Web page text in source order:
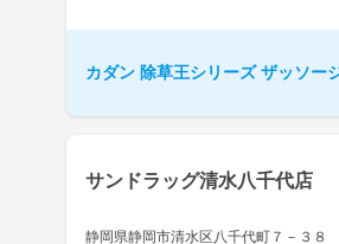
カダン 除草王シリーズ ザッソー
サンドラッグ清水八千代店
静岡県静岡市清水区八千代町７－３８